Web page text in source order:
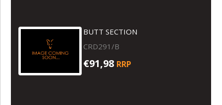
BUTT SECTION
CRD291/B
€91,98 RRP